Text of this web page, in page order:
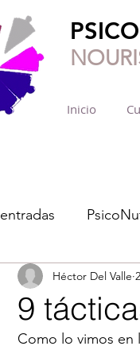
Inicio
9
Héctor Del Valle
Como lo vimos en